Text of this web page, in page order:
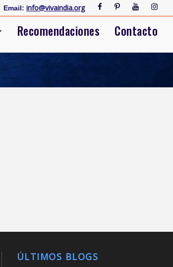
Email: info@vivaindia.org
Recomendaciones Contacto
ÚLTIMOS BLOGS